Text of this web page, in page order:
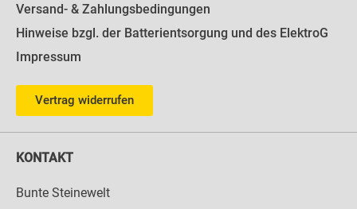
Versand- & Zahlungsbedingungen
Hinweise bzgl. der Batterientsorgung und des ElektroG
Impressum
Vertrag widerrufen
KONTAKT
Bunte Steinewelt